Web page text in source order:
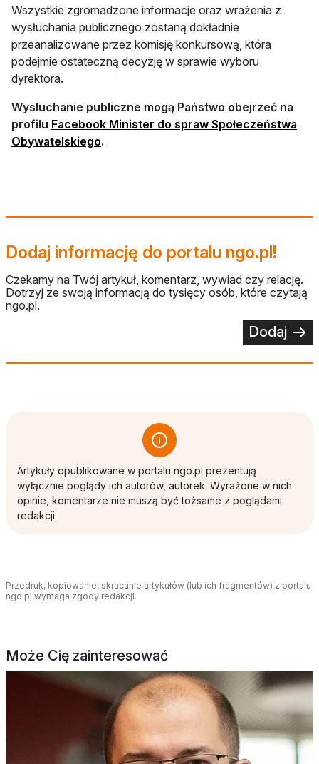
Wszystkie zgromadzone informacje oraz wrażenia z
wysłuchania publicznego zostaną dokładnie
przeanalizowane przez komisję konkursową, która
podejmie ostateczną decyzję w sprawie wyboru
dyrektora.
Wysłuchanie publiczne mogą Państwo obejrzeć na
profilu Facebook Minister do spraw Społeczeństwa
Obywatelskiegootwiera się w nowej karcie
.
Dodaj informację do portalu ngo.pl!
Czekamy na Twój artykuł, komentarz, wywiad czy relację.
Dotrzyj ze swoją informacją do tysięcy osób, które czytają
ngo.pl.
Dodaj
Artykuły opublikowane w portalu ngo.pl prezentują
wyłącznie poglądy ich autorów, autorek. Wyrażone w nich
opinie, komentarze nie muszą być tożsame z poglądami
redakcji.
Przedruk, kopiowanie, skracanie artykułów (lub ich fragmentów) z portalu
ngo.pl wymaga zgody redakcji.
Może Cię zainteresować